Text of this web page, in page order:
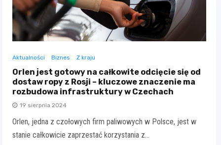
Aktualności Biznes Z kraju
Orlen jest gotowy na całkowite odcięcie się od
dostaw ropy z Rosji – kluczowe znaczenie ma
rozbudowa infrastruktury w Czechach
19 sierpnia 2024
Orlen, jedna z czołowych firm paliwowych w Polsce, jest w
stanie całkowicie zaprzestać korzystania z…